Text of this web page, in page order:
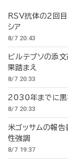
RSV抗体の2回
シア
8/7 20:43
ビルテプソの添
果踏まえ
8/7 20:33
2030年までに
8/7 20:33
米ゴッサムの報
性強調
8/7 19:37